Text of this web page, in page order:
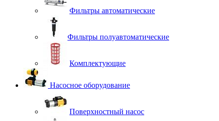
Фильтры автоматические
Фильтры полуавтоматические
Комплектующие
Насосное оборудование
Поверхностный насос